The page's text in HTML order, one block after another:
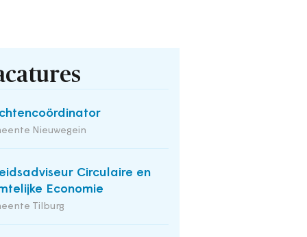
Nieuwegein
Circulaire en
Economie
Tilburg